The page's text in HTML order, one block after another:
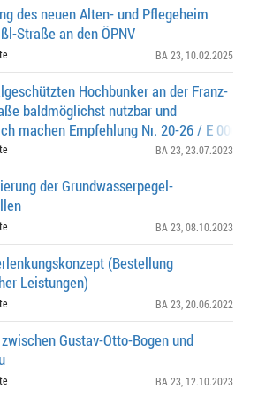
des neuen Alten- und Pflegeheim
Straße an den ÖPNV
BA 23 , 10.02.2025
Hochbunker an der Franz-
baldmöglichst nutzbar und
machen Empfehlung Nr. 20-26 / E 00656 der
des Stadtbezirkes 23 - Allach-
BA 23 , 23.07.2023
der Grundwasserpegel-
BA 23 , 08.10.2023
(Bestellung
Leistungen)
BA 23 , 20.06.2022
Gustav-Otto-Bogen und
BA 23 , 12.10.2023